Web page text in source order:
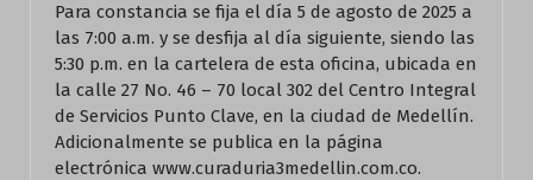
Para constancia se fija el día 5 de agosto de 2025 a
las 7:00 a.m. y se desfija al día siguiente, siendo las
5:30 p.m. en la cartelera de esta oficina, ubicada en
la calle 27 No. 46 – 70 local 302 del Centro Integral
de Servicios Punto Clave, en la ciudad de Medellín.
Adicionalmente se publica en la página
electrónica www.curaduria3medellin.com.co.